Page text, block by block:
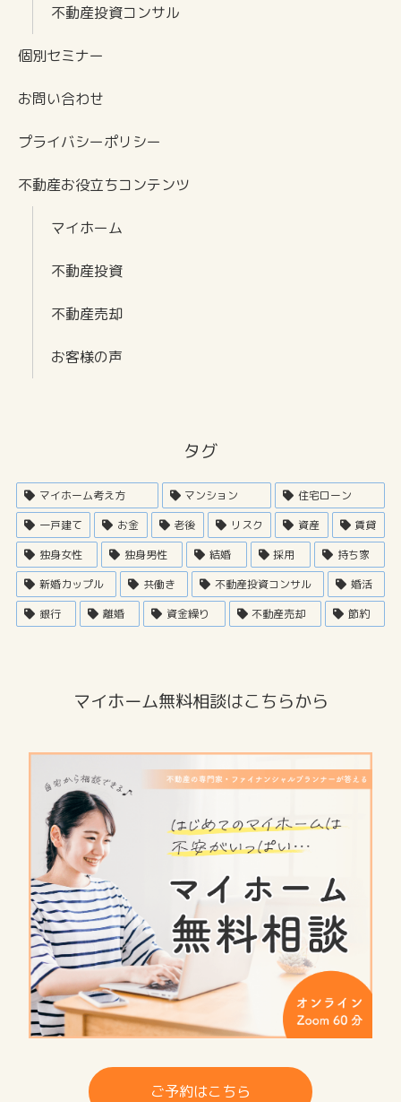
不動産投資コンサル
個別セミナー
お問い合わせ
プライバシーポリシー
不動産お役立ちコンテンツ
マイホーム
不動産投資
不動産売却
お客様の声
タグ
マイホーム考え方 マンション
住宅ローン
一戸建て
お金 老後 リスク 資産
賃貸
独身女性
独身男性 結婚 採用
持ち家
新婚カップル
共働き 不動産投資コンサル
婚活
銀行
離婚 資金繰り 不動産売却 節約
マイホーム無料相談はこちらから
ご予約はこちら